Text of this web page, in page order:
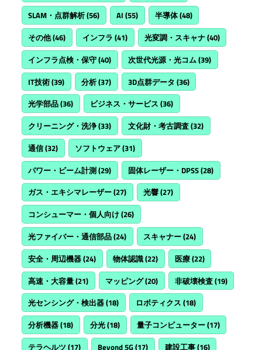
SLAM・点群解析(56) AI (55) 半導体(48)
その他(46) インフラ (41) 光変調・スキャナ(40)
インフラ点検・保守(40) 次世代光源・光コム(39)
IT技術(39) 分析(37) 3D点群データ (36)
光学部品(36) ビジネス・サービス (36)
クリーニング・洗浄(33) 文化財・考古調査(32)
通信(32) ソフトウェア(31)
パワー・ビーム計測(29) 固体レーザー・DPSS(28)
ガス・エキシマレーザー(27) 光響(27)
コンシューマー・個人向け(26)
光ファイバー・通信部品(24) スキャナー(24)
安全・周辺機器(24) 物体認識(22) 医療(22)
高速・大容量(21) マッピング(20) 非破壊検査(19)
光センシング・検出器(18) ロボティクス (18)
分析機器(18) 分光(18) 量子コンピューター(17)
テラヘルツ (17) Beyond 5G(17) 建設工事(16)